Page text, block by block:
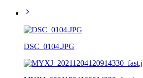
DSC_0104.JPG